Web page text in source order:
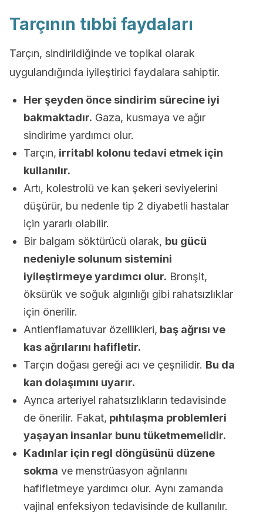
Tarçının tıbbi faydaları
Tarçın, sindirildiğinde ve topikal olarak
uygulandığında iyileştirici faydalara sahiptir.
Her şeyden önce sindirim sürecine iyi
bakmaktadır. Gaza, kusmaya ve ağır
sindirime yardımcı olur.
Tarçın, irritabl kolonu tedavi etmek için
kullanılır.
Artı, kolestrolü ve kan şekeri seviyelerini
düşürür, bu nedenle tip 2 diyabetli hastalar
için yararlı olabilir.
Bir balgam söktürücü olarak, bu gücü
nedeniyle solunum sistemini
iyileştirmeye yardımcı olur. Bronşit,
öksürük ve soğuk algınlığı gibi rahatsızlıklar
için önerilir.
Antienflamatuvar özellikleri, baş ağrısı ve
kas ağrılarını hafifletir.
Tarçın doğası gereği acı ve çeşnilidir. Bu da
kan dolaşımını uyarır.
Ayrıca arteriyel rahatsızlıkların tedavisinde
de önerilir. Fakat, pıhtılaşma problemleri
yaşayan insanlar bunu tüketmemelidir.
Kadınlar için regl döngüsünü düzene
sokma ve menstrüasyon ağrılarını
hafifletmeye yardımcı olur. Aynı zamanda
vajinal enfeksiyon tedavisinde de kullanılır.